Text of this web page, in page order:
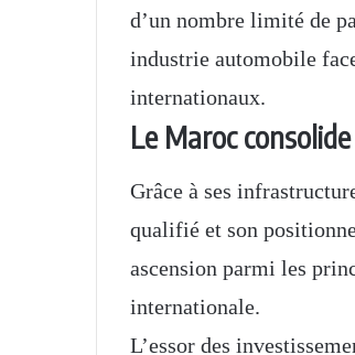
d’un nombre limité de
industrie automobile
internationaux.
Le Maroc
Grâce à ses
qualifié et son
ascension parmi les
internationale.
L’essor des